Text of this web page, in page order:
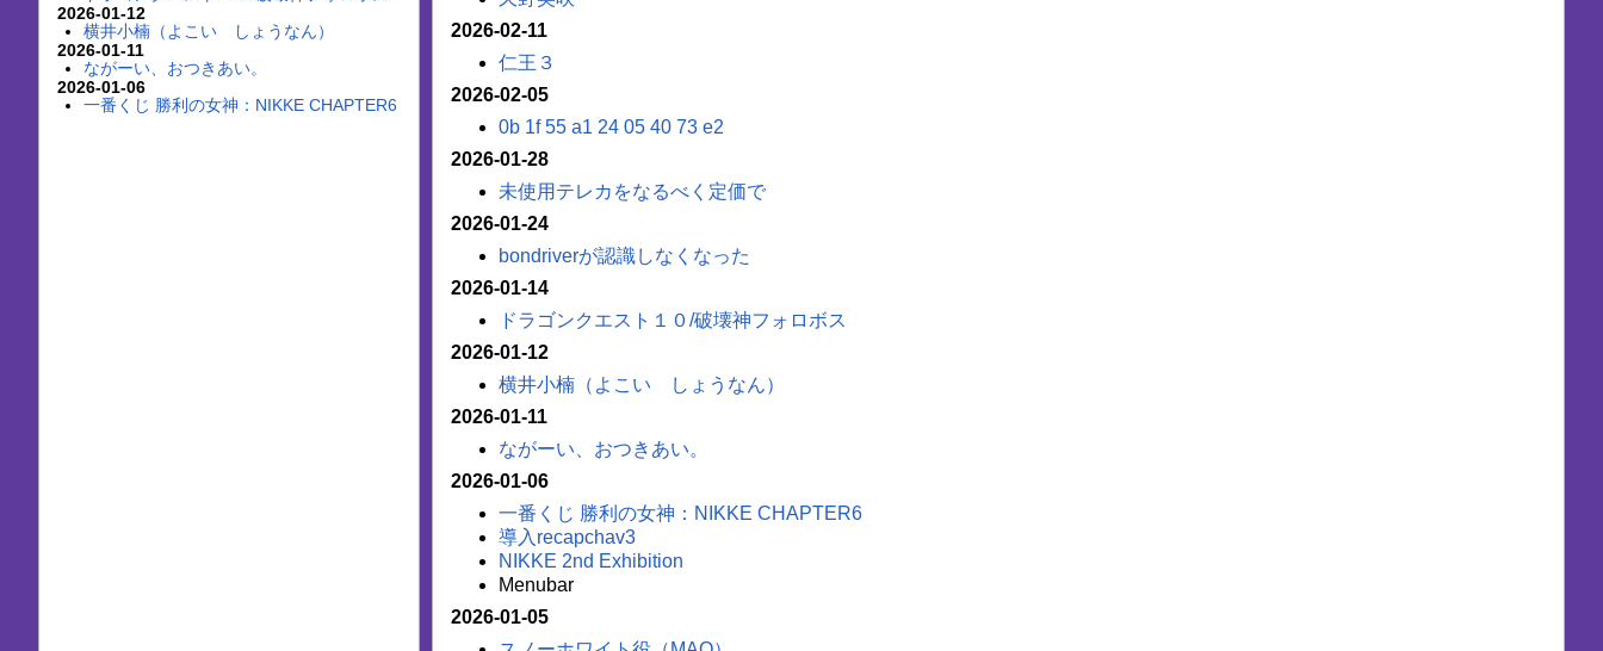
2026-02-11
仁王３
2026-02-05
0b 1f 55 a1 24 05 40 73 e2
2026-01-28
未使用テレカをなるべく定価で
2026-01-24
bondriverが認識しなくなった
2026-01-14
ドラゴンクエスト１０/破壊神フォロボス
2026-01-12
横井小楠（よこい しょうなん）
2026-01-11
ながーい、おつきあい。
2026-01-06
一番くじ 勝利の女神：NIKKE CHAPTER6
導入recapchav3
NIKKE 2nd Exhibition
Menubar
2026-01-05
2026-01-12
横井小楠（よこい しょうなん）
2026-01-11
ながーい、おつきあい。
2026-01-06
一番くじ 勝利の女神：NIKKE CHAPTER6